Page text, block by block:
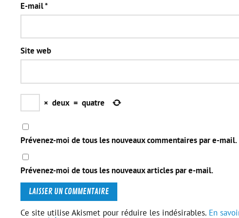
E-mail*
Site web
× deux = quatre
Prévenez-moi de tous les nouveaux commentaires par e-mail.
Prévenez-moi de tous les nouveaux articles par e-mail.
Ce site utilise Akismet pour réduire les indésirables. En